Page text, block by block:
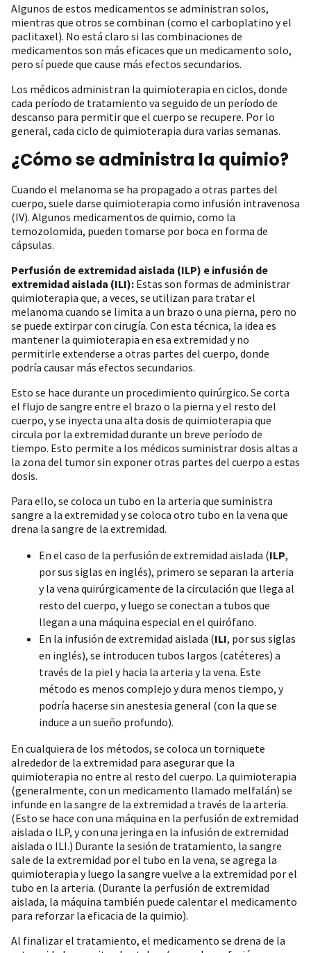
Algunos de estos medicamentos se administran solos,
mientras que otros se combinan (como el carboplatino y el
paclitaxel). No está claro si las combinaciones de
medicamentos son más eficaces que un medicamento solo,
pero sí puede que cause más efectos secundarios.
Los médicos administran la quimioterapia en ciclos, donde
cada período de tratamiento va seguido de un período de
descanso para permitir que el cuerpo se recupere. Por lo
general, cada ciclo de quimioterapia dura varias semanas.
¿Cómo se administra la quimio?
Cuando el melanoma se ha propagado a otras partes del
cuerpo, suele darse quimioterapia como infusión intravenosa
(IV). Algunos medicamentos de quimio, como la
temozolomida, pueden tomarse por boca en forma de
cápsulas.
Perfusión de extremidad aislada (ILP) e infusión de
extremidad aislada (ILI): Estas son formas de administrar
quimioterapia que, a veces, se utilizan para tratar el
melanoma cuando se limita a un brazo o una pierna, pero no
se puede extirpar con cirugía. Con esta técnica, la idea es
mantener la quimioterapia en esa extremidad y no
permitirle extenderse a otras partes del cuerpo, donde
podría causar más efectos secundarios.
Esto se hace durante un procedimiento quirúrgico. Se corta
el flujo de sangre entre el brazo o la pierna y el resto del
cuerpo, y se inyecta una alta dosis de quimioterapia que
circula por la extremidad durante un breve período de
tiempo. Esto permite a los médicos suministrar dosis altas a
la zona del tumor sin exponer otras partes del cuerpo a estas
dosis.
Para ello, se coloca un tubo en la arteria que suministra
sangre a la extremidad y se coloca otro tubo en la vena que
drena la sangre de la extremidad.
En el caso de la perfusión de extremidad aislada (ILP,
por sus siglas en inglés), primero se separan la arteria
y la vena quirúrgicamente de la circulación que llega al
resto del cuerpo, y luego se conectan a tubos que
llegan a una máquina especial en el quirófano.
En la infusión de extremidad aislada (ILI, por sus siglas
en inglés), se introducen tubos largos (catéteres) a
través de la piel y hacia la arteria y la vena. Este
método es menos complejo y dura menos tiempo, y
podría hacerse sin anestesia general (con la que se
induce a un sueño profundo).
En cualquiera de los métodos, se coloca un torniquete
alrededor de la extremidad para asegurar que la
quimioterapia no entre al resto del cuerpo. La quimioterapia
(generalmente, con un medicamento llamado melfalán) se
infunde en la sangre de la extremidad a través de la arteria.
(Esto se hace con una máquina en la perfusión de extremidad
aislada o ILP, y con una jeringa en la infusión de extremidad
aislada o ILI.) Durante la sesión de tratamiento, la sangre
sale de la extremidad por el tubo en la vena, se agrega la
quimioterapia y luego la sangre vuelve a la extremidad por el
tubo en la arteria. (Durante la perfusión de extremidad
aislada, la máquina también puede calentar el medicamento
para reforzar la eficacia de la quimio).
Al finalizar el tratamiento, el medicamento se drena de la